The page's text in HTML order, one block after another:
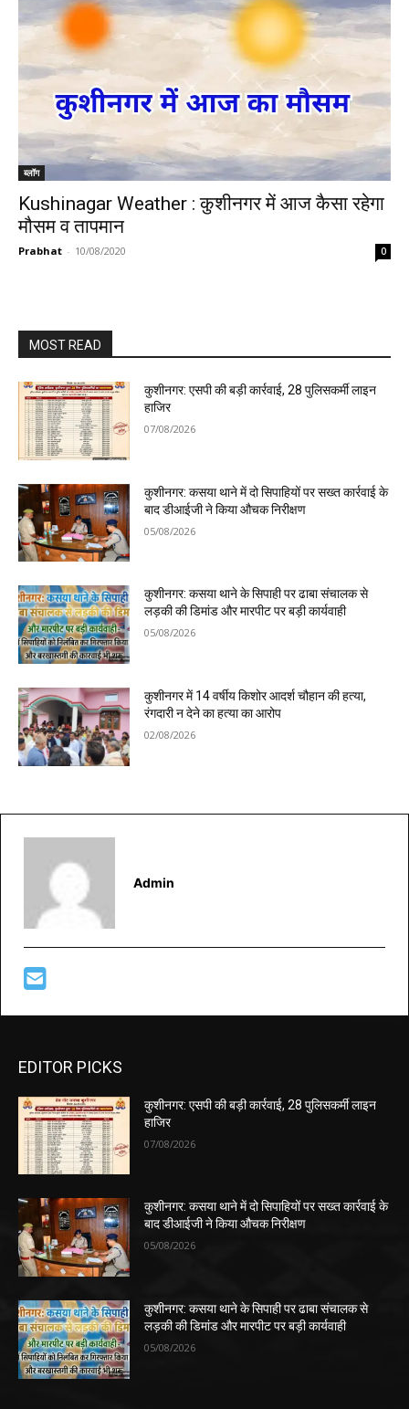
ब्लॉग
Kushinagar Weather : कुशीनगर में आज कैसा रहेगा
मौसम व तापमान
Prabhat - 10/08/2020 0
MOST READ
कुशीनगर: एसपी की बड़ी कार्रवाई, 28 पुलिसकर्मी लाइन
हाजिर
07/08/2026
कुशीनगर: कसया थाने में दो सिपाहियों पर सख्त कार्रवाई के
बाद डीआईजी ने किया औचक निरीक्षण
05/08/2026
कुशीनगर: कसया थाने के सिपाही पर ढाबा संचालक से
लड़की की डिमांड और मारपीट पर बड़ी कार्यवाही
05/08/2026
कुशीनगर में 14 वर्षीय किशोर आदर्श चौहान की हत्या,
रंगदारी न देने का हत्या का आरोप
02/08/2026
Admin
EDITOR PICKS
कुशीनगर: एसपी की बड़ी कार्रवाई, 28 पुलिसकर्मी लाइन
हाजिर
07/08/2026
कुशीनगर: कसया थाने में दो सिपाहियों पर सख्त कार्रवाई के
बाद डीआईजी ने किया औचक निरीक्षण
05/08/2026
कुशीनगर: कसया थाने के सिपाही पर ढाबा संचालक से
लड़की की डिमांड और मारपीट पर बड़ी कार्यवाही
05/08/2026